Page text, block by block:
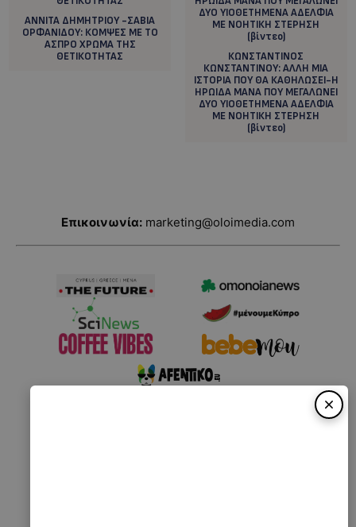
ΑΝΝΙΤΑ ΔΗΜΗΤΡΙΟΥ -ΣΑΒΙΑ
ΟΡΦΑΝΙΔΟΥ: ΚΟΜΨΕΣ ΜΕ ΤΟ
ΑΣΠΡΟ ΧΡΩΜΑ ΤΗΣ
ΘΕΤΙΚΟΤΗΤΑΣ
ΚΩΝΣΤΑΝΤΙΝΟΣ
ΚΩΝΣΤΑΝΤΙΝΟΥ: AΛΛΗ ΜΙΑ
ΙΣΤΟΡΙΑ ΠΟΥ ΘΑ ΚΑΘΗΛΩΣΕΙ-Η
ΗΡΩΙΔΑ ΜΑΝΑ ΠΟΥ ΜΕΓΑΛΩΝΕΙ
ΔΥΟ ΥΙΟΘΕΤΗΜΕΝΑ ΑΔΕΛΦΙΑ
ΜΕ ΝΟΗΤΙΚΗ ΣΤΕΡΗΣΗ
(βίντεο)
Επικοινωνία: marketing@oloimedia.com